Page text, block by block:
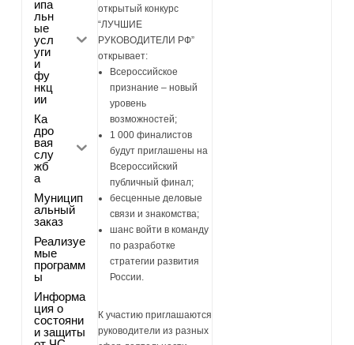
ипа
льн
ые
усл
уги
и
фу
нкц
ии
Ка
дро
вая
слу
жб
а
Муницип
альный
заказ
Реализуе
мые
программ
ы
Информа
ция о
состояни
и защиты
открытый конкурс
“ЛУЧШИЕ
РУКОВОДИТЕЛИ РФ”
открывает:
Всероссийское
признание – новый
уровень
возможностей;
1 000 финалистов
будут приглашены на
Всероссийский
публичный финал;
бесценные деловые
связи и знакомства;
шанс войти в команду
по разработке
стратегии развития
России.
К участию приглашаются
руководители из разных